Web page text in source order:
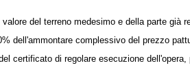
del terreno medesimo e della parte già
dell'ammontare complessivo del prezzo
di regolare esecuzione